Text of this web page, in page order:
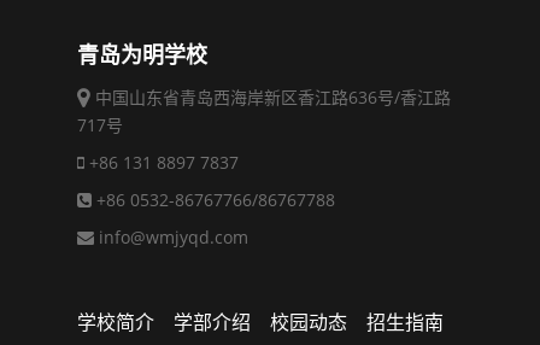
青岛为明学校
中国山东省青岛西海岸新区香江路636号/香江路
717号
+86 131 8897 7837
+86 0532-86767766/86767788
info@wmjyqd.com
学校简介 学部介绍 校园动态 招生指南